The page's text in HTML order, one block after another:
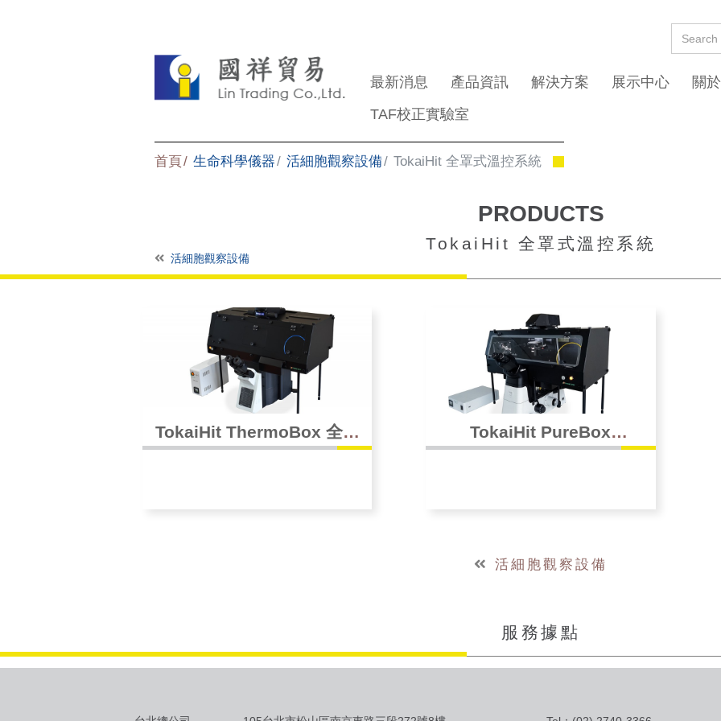
最新消息 產品資訊 解決方案 展示中心 關
TAF校正實驗室
首頁 生命科學儀器 活細胞觀察設備 TokaiHit 全罩式溫控系統
PRODUCTS
TokaiHit 全罩式溫控系統
活細胞觀察設備
TokaiHit ThermoBox 全罩
TokaiHit PureBox
活細胞觀察設備
服務據點